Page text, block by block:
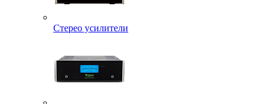
Стерео усилители